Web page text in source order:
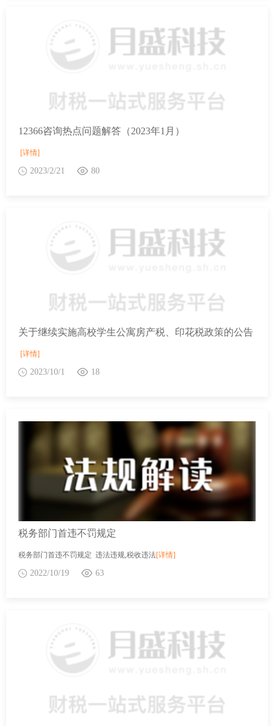
12366咨询热点问题解答（2023年1月）
[详情]
2023/2/21 80
关于继续实施高校学生公寓房产税、印花税政策的公告
[详情]
2023/10/1 18
税务部门首违不罚规定
税务部门首违不罚规定 违法违规,税收违法[详情]
2022/10/19 63